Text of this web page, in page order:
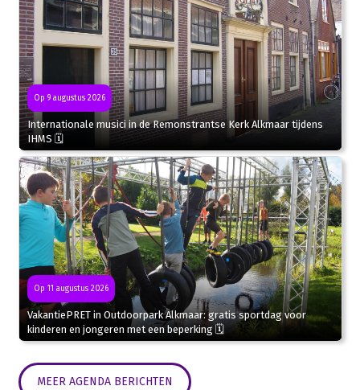
Op 9 augustus 2026
Internationale musici in de Remonstrantse Kerk Alkmaar tijdens
IHMS 🗓
Op 11 augustus 2026
VakantiePRET in Outdoorpark Alkmaar: gratis sportdag voor
kinderen en jongeren met een beperking 🗓
MEER AGENDA BERICHTEN